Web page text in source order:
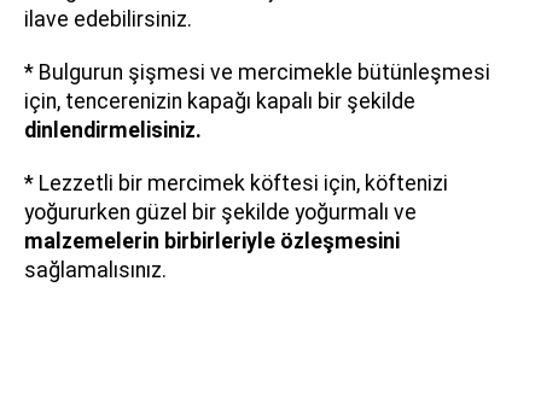
ilave edebilirsiniz.
* Bulgurun şişmesi ve mercimekle bütünleşmesi
için, tencerenizin kapağı kapalı bir şekilde
dinlendirmelisiniz.
* Lezzetli bir mercimek köftesi için, köftenizi
yoğururken güzel bir şekilde yoğurmalı ve
malzemelerin birbirleriyle özleşmesini
sağlamalısınız.